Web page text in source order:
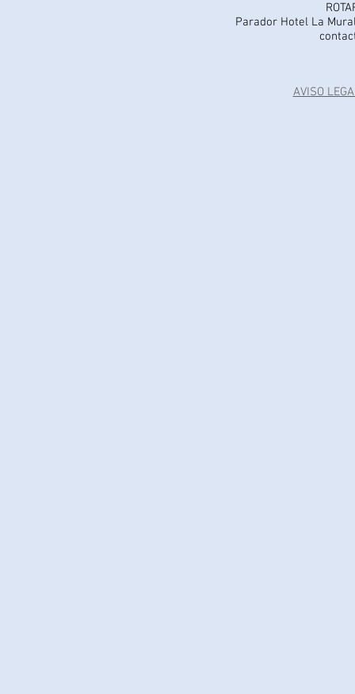
Parador Hotel La
AVISO